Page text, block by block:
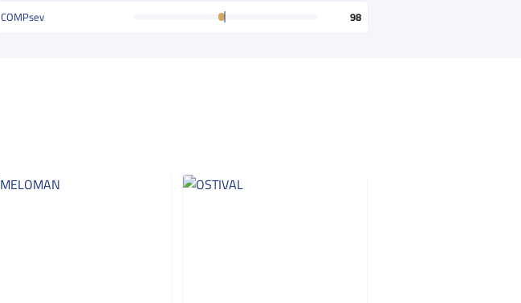
COMPsev 98